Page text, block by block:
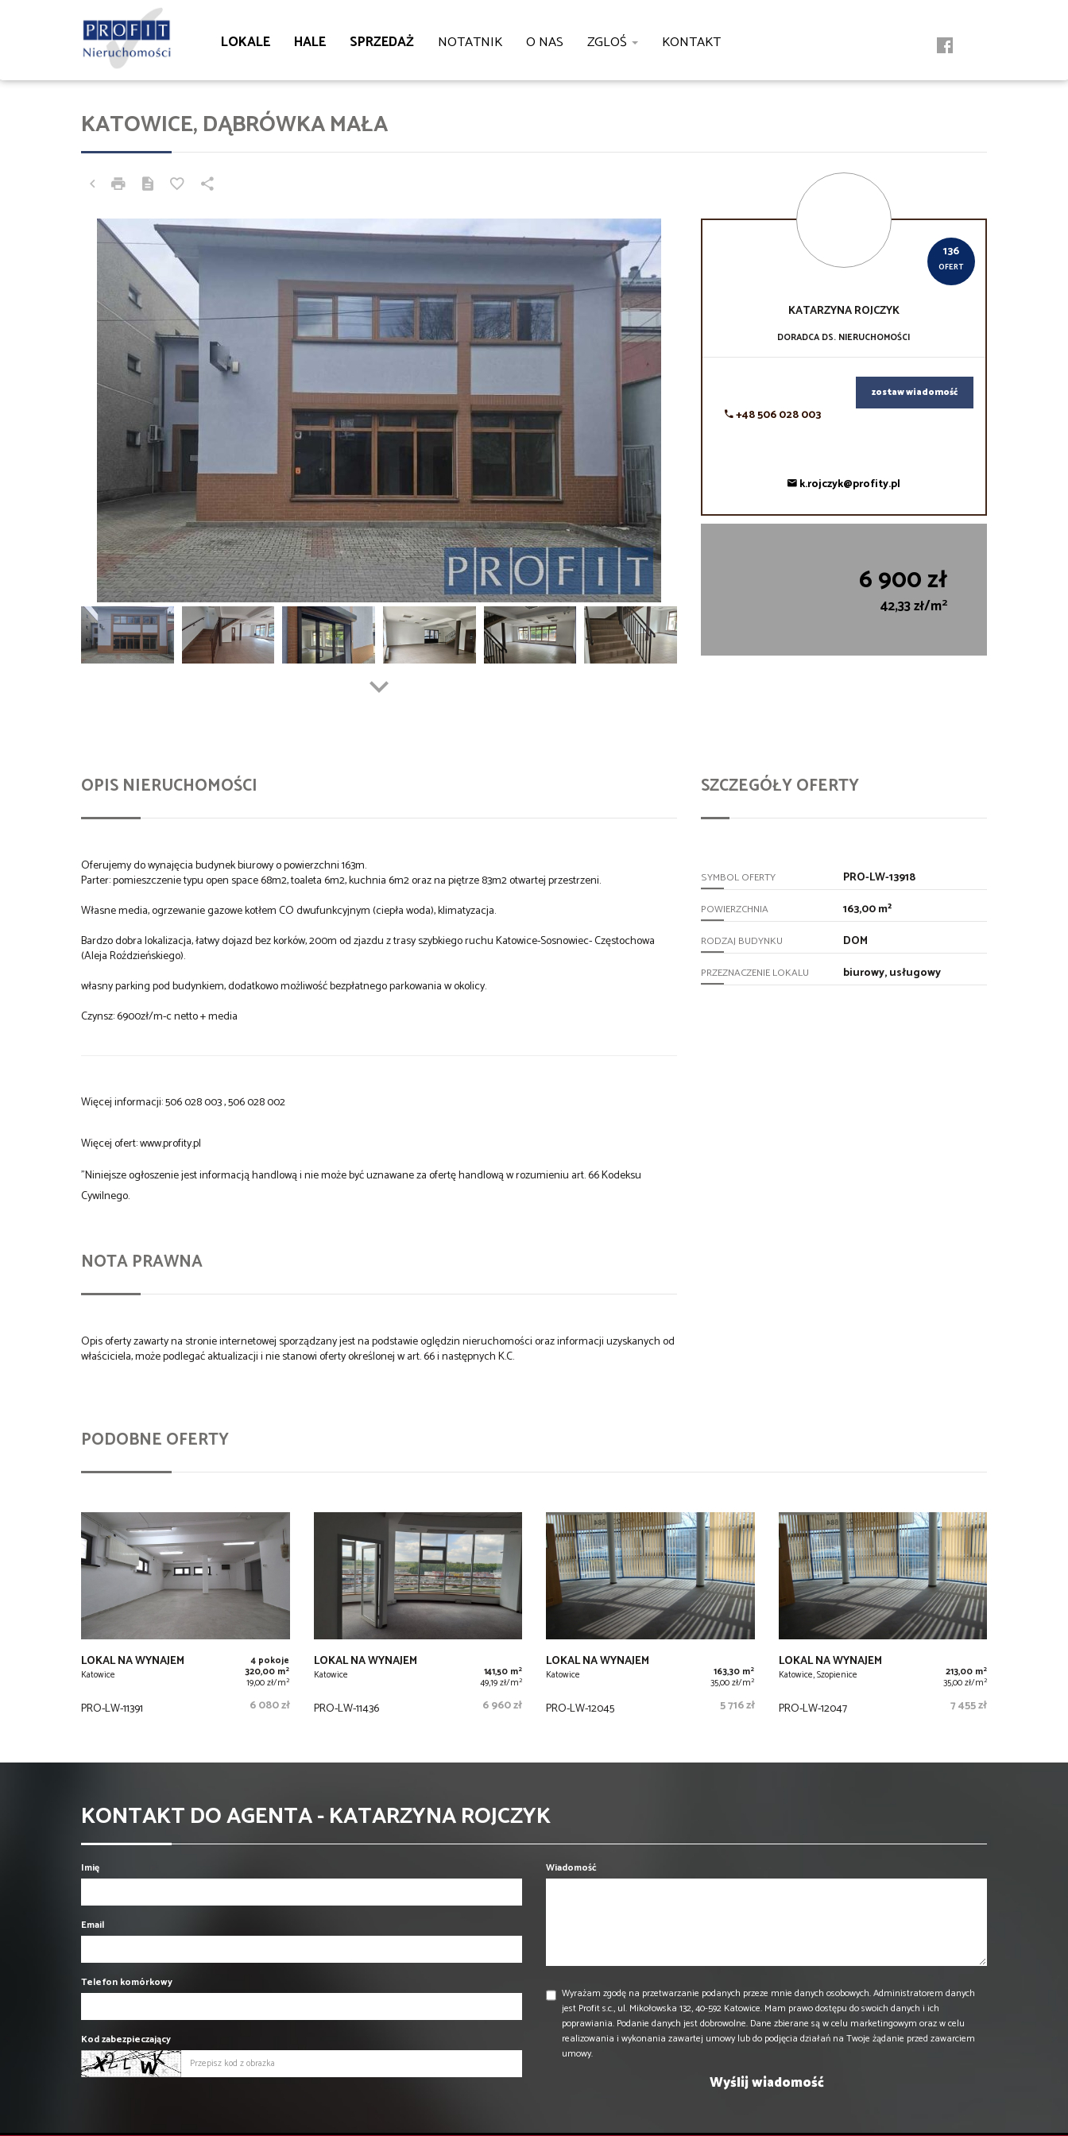
LOKALE HALE SPRZEDAŻ NOTATNIK O NAS ZGLOŚ KONTAKT
KATOWICE, DĄBRÓWKA MAŁA
136
OFERT
KATARZYNAROJCZYK
DORADCA DS. NIERUCHOMOŚCI
+48 506 028 003
zostaw wiadomość
k.rojczyk@profity.pl
6 900 zł
42,33 zł/m2
OPIS NIERUCHOMOŚCI
Oferujemy do wynajęcia budynek biurowy o powierzchni 163m.
Parter: pomieszczenie typu open space 68m2, toaleta 6m2, kuchnia 6m2 oraz na piętrze 83m2 otwartej przestrzeni.
Własne media, ogrzewanie gazowe kotłem CO dwufunkcyjnym (ciepła woda), klimatyzacja.
Bardzo dobra lokalizacja, łatwy dojazd bez korków, 200m od zjazdu z trasy szybkiego ruchu Katowice-Sosnowiec- Częstochowa
(Aleja Roździeńskiego).
własny parking pod budynkiem, dodatkowo możliwość bezpłatnego parkowania w okolicy.
Czynsz: 6900zł/m-c netto + media
Więcej informacji: 506 028 003 , 506 028 002
Więcej ofert: www.profity.pl
"Niniejsze ogłoszenie jest informacją handlową i nie może być uznawane za ofertę handlową w rozumieniu art. 66 Kodeksu
Cywilnego.
NOTA PRAWNA
Opis oferty zawarty na stronie internetowej sporządzany jest na podstawie oględzin nieruchomości oraz informacji uzyskanych od
właściciela, może podlegać aktualizacji i nie stanowi oferty określonej w art. 66 i następnych K.C.
SZCZEGÓŁY OFERTY
SYMBOL OFERTY PRO-LW-13918
POWIERZCHNIA 163,00 m²
RODZAJ BUDYNKU DOM
PRZEZNACZENIE LOKALU biurowy, usługowy
PODOBNE OFERTY
LOKAL NA WYNAJEM
Katowice
4 pokoje
320,00 m2
19,00 zł/m2
PRO-LW-11391 6 080 zł
LOKAL NA WYNAJEM
Katowice 141,50 m2
49,19 zł/m2
PRO-LW-11436 6 960 zł
LOKAL NA WYNAJEM
Katowice 163,30 m2
35,00 zł/m2
PRO-LW-12045 5 716 zł
LOKAL NA WYNAJEM
Katowice, Szopienice 213,00 m2
35,00 zł/m2
PRO-LW-12047 7 455 zł
KONTAKT DO AGENTA - KATARZYNA ROJCZYK
Imię
Email
Telefon komórkowy
Kod zabezpieczający
Wiadomość
Wyrażam zgodę na przetwarzanie podanych przeze mnie danych osobowych. Administratorem danych
jest Profit s.c., ul. Mikołowska 132, 40-592 Katowice. Mam prawo dostępu do swoich danych i ich
poprawiania. Podanie danych jest dobrowolne. Dane zbierane są w celu marketingowym oraz w celu
realizowania i wykonania zawartej umowy lub do podjęcia działań na Twoje żądanie przed zawarciem
umowy.